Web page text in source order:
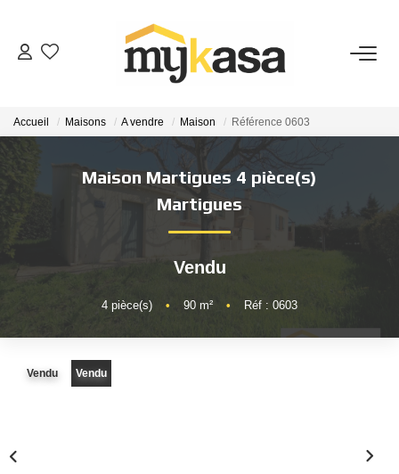
VENTES
ESTIMATION
NOTRE AGENCE
Accueil Maisons A vendre Maison Référence 0603
Maison Martigues 4 pièce(s)
Martigues
Vendu
4 pièce(s) • 90 m² • Réf : 0603
Vendu Vendu